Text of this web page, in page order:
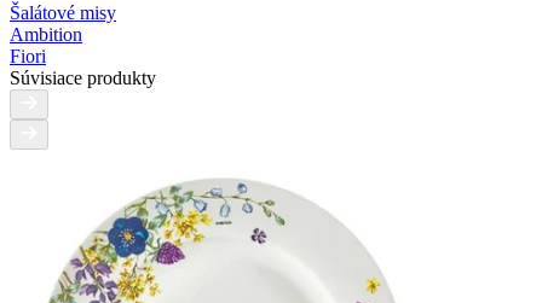
Šalátové misy
Ambition
Fiori
Súvisiace produkty